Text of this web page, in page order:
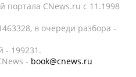
портала CNews.ru c 11.1998
в очереди разбора -
- 199231.
- book@cnews.ru